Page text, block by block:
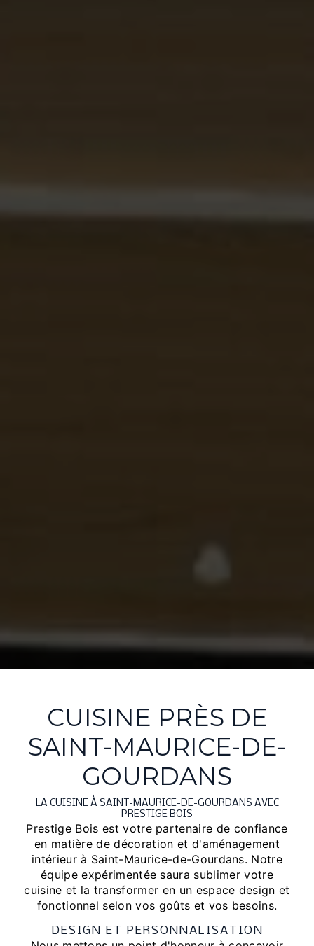
CUISINE PRÈS DE
SAINT-MAURICE-DE-
GOURDANS
LA CUISINE À SAINT-MAURICE-DE-GOURDANS AVEC
PRESTIGE BOIS
Prestige Bois est votre partenaire de confiance
en matière de décoration et d'aménagement
intérieur à Saint-Maurice-de-Gourdans. Notre
équipe expérimentée saura sublimer votre
cuisine et la transformer en un espace design et
fonctionnel selon vos goûts et vos besoins.
DESIGN ET PERSONNALISATION